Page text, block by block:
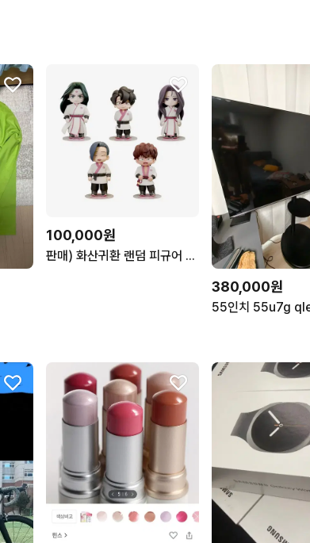
100,000원
판매) 화산귀환 랜덤 피규어 풀세트
380,000원